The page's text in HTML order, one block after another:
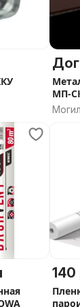
МП-
140